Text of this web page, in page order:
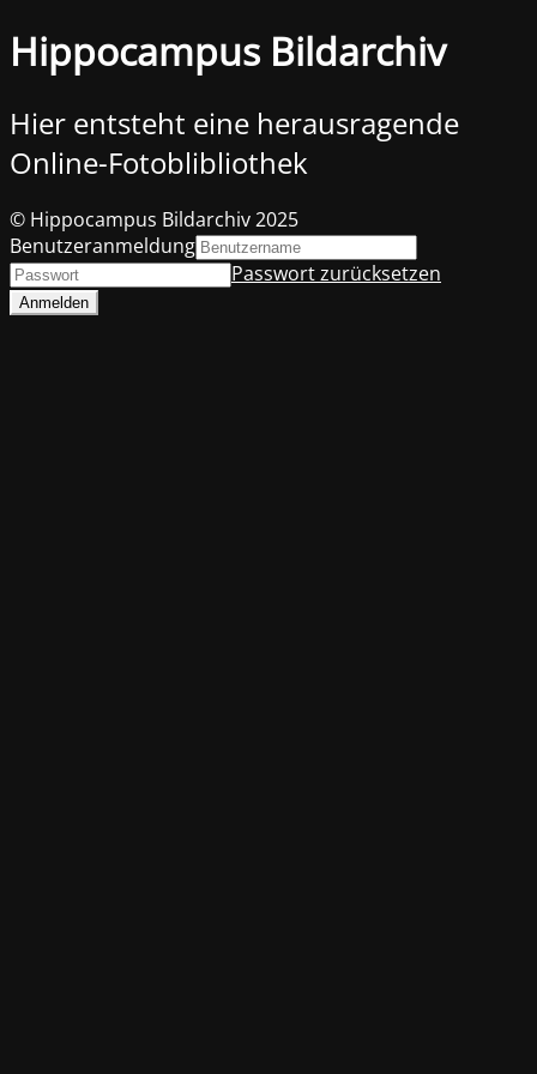
Hippocampus Bildarchiv
Hier entsteht eine herausragende
Online-Fotoblibliothek
© Hippocampus Bildarchiv 2025
Benutzeranmeldung
Passwort zurücksetzen